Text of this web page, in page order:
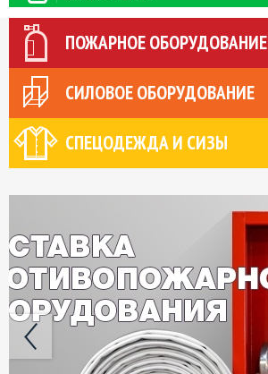
ПОЖАРНОЕ ОБОРУДОВАНИЕ
СИЛОВОЕ ОБОРУДОВАНИЕ
СПЕЦОДЕЖДА И СИЗЫ